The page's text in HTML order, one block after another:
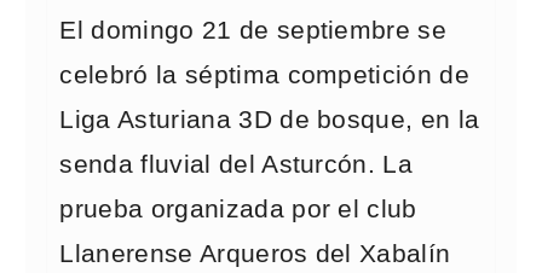
El domingo 21 de septiembre se
celebró la séptima competición de
Liga Asturiana 3D de bosque, en la
senda fluvial del Asturcón. La
prueba organizada por el club
Llanerense Arqueros del Xabalín